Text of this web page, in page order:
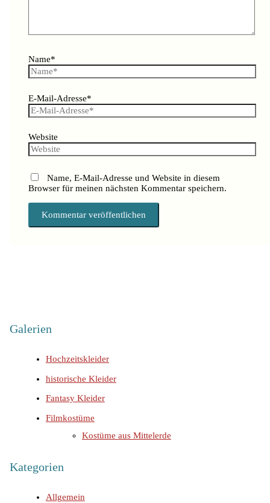
Galerien
Hochzeitskleider
historische Kleider
Fantasy Kleider
Filmkostüme
Kostüme aus Mittelerde
Kategorien
Allgemein
Name*
E-Mail-Adresse*
Website
Name, E-Mail-Adresse und Website in diesem
Browser für meinen nächsten Kommentar speichern.